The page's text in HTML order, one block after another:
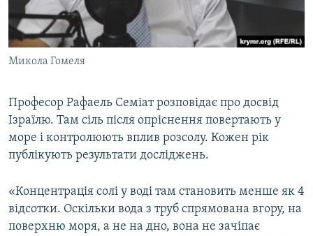
Микола Гомеля
Професор Рафаель Семіат розповідає про досвід
Ізраїлю. Там сіль після опріснення повертають у
море і контролюють вплив розсолу. Кожен рік
публікують результати досліджень.
«Концентрація солі у воді там становить менше як 4
відсотки. Оскільки вода з труб спрямована вгору, на
поверхню моря, а не на дно, вона не зачіпає